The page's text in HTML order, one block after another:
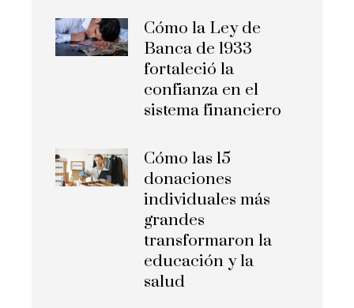
Cómo la Ley de
Banca de 1933
fortaleció la
confianza en el
sistema financiero
Cómo las 15
donaciones
individuales más
grandes
transformaron la
educación y la
salud